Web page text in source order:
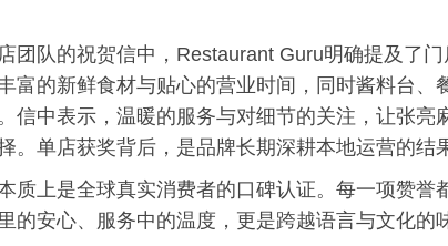
团队的祝贺信中，Restaurant Guru明确提及了
富的新鲜食材与贴心的营业时间，同时酱料台、
信中表示，温暖的服务与对细节的关注，让张亮
。单店获奖背后，是品牌长期深耕本地运营的结
质上是全球真实消费者的口碑认证。每一项赞誉
的安心、服务中的温度，更是跨越语言与文化的